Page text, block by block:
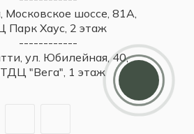
Московское шоссе, 81А,
Парк Хаус, 2 этаж
------------
ул. Юбилейная, 40,
"Вега", 1 этаж
и в качестве
5 000 бонусов за